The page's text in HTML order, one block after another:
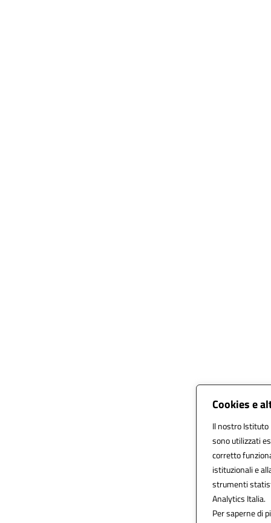
Cookies e
Il nostro
sono utilizzati
corretto
istituzionali e
strumenti
Analytics Italia.
Per saperne di